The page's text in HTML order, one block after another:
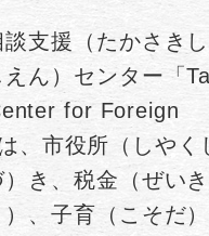
支援（たかさきし
ん）センター「
for Foreign
、市役所（しやく
き、税金（ぜい
、子育（こそだ